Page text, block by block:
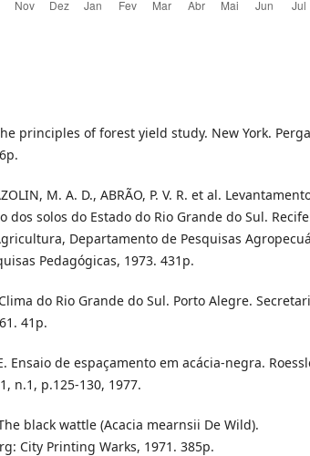
principles of forest yield study. New York.
M. A. D., ABRÃO, P. V. R. et al.
dos solos do Estado do Rio Grande do Sul.
Departamento de Pesquisas
Pedagógicas, 1973. 431p.
Clima do Rio Grande do Sul. Porto Alegre.
41p.
E. Ensaio de espaçamento em acácia-negra.
n.1, p.125-130, 1977.
The black wattle (Acacia mearnsii De Wild).
City Printing Warks, 1971. 385p.